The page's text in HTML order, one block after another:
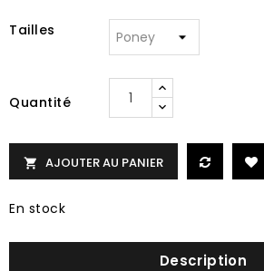
Tailles
Quantité
 AJOUTER AU PANIER
En stock
Description